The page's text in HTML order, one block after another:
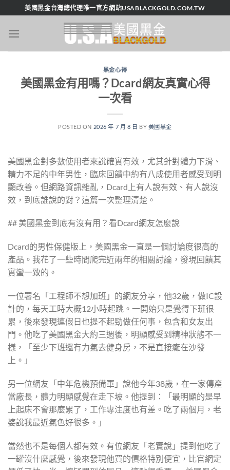
轉
美國黑金台灣總代理唯一官方網站USABLACKGOLD.COM.TW
黑金心得
美國黑金有用嗎？Dcard網友真實心得
一次看
POSTED ON 2026 年 7 月 8 日 BY 美國黑金
美國黑金對多數使用者來說確實有效，尤其針對體力下滑、
精力不足的中年男性，臨床回饋中約有八成使用者感受到明
顯改善。但網路資訊雜亂，Dcard上有人說有效、有人說沒
效，到底誰說的對？這篇一次整理清楚。
## 美國黑金到底有沒有用？看Dcard網友怎麼說
Dcard的男性保健版上，美國黑金一直是一個討論度很高的
產品。我花了一些時間爬完近兩年的相關討論，發現回饋其
實蠻一致的。
一位署名「工程師不想加班」的網友分享，他32歲，做IC設
計的，每天工時大概12小時起跳。一開始只是覺得下班很
累，後來發現連假日也提不起勁做任何事，包含和女友出
門。他吃了美國黑金大約三週後，明顯感受到精神狀態不一
樣，「至少下班還有力氣去健身房，不是直接癱在沙發
上。」
另一位網友「中年危機預備軍」說他今年38歲，在一家傳產
當廠長，體力明顯感覺在走下坡。他提到：「最明顯的是早
上起床不會那麼累了，工作專注度也有差。吃了兩個月，老
婆說我最近氣色好很多。」
當然也不是每個人都有效。有位網友「老實說」提到他吃了
一罐沒什麼感覺，後來發現他買的價格特別便宜，比官網定